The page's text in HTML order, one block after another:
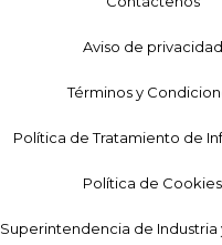
Aviso de privacidad
Términos y
Política de Tratamiento de
Política de Cookies
Superintendencia de Industria